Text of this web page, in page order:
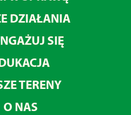
DZIAŁANIA
SIĘ
TERENY
O NAS